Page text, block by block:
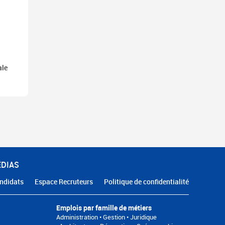
Espace Recruteurs Politique de confidentialité
Emplois par famille de métiers
Administration • Gestion • Juridique